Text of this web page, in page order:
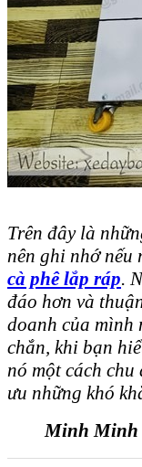
Trên đây là
nên ghi nhớ nếu
cà phê lắp ráp.
đáo hơn và
doanh của mình
chắn, khi bạn
nó một cách
ưu những khó
Minh Minh